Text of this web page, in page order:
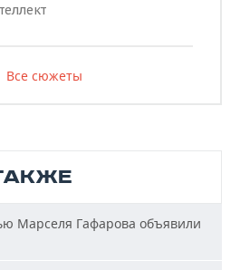
Все сюжеты
Марселя Гафарова объявили